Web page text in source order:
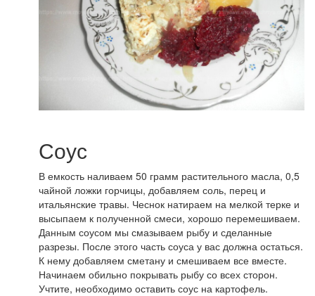
Соус
В емкость наливаем 50 грамм растительного масла, 0,5
чайной ложки горчицы, добавляем соль, перец и
итальянские травы. Чеснок натираем на мелкой терке и
высыпаем к полученной смеси, хорошо перемешиваем.
Данным соусом мы смазываем рыбу и сделанные
разрезы. После этого часть соуса у вас должна остаться.
К нему добавляем сметану и смешиваем все вместе.
Начинаем обильно покрывать рыбу со всех сторон.
Учтите, необходимо оставить соус на картофель.